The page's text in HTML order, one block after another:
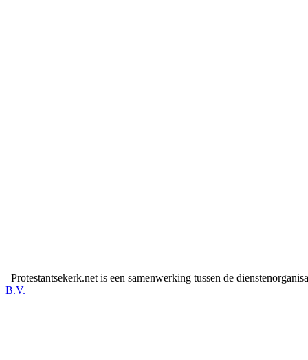
Protestantsekerk.net is een samenwerking tussen de
B.V.